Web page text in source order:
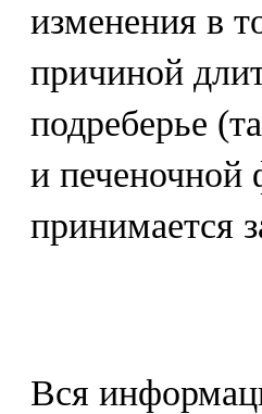
изменения в
причиной
подреберье
и печеночной
принимается
Вся